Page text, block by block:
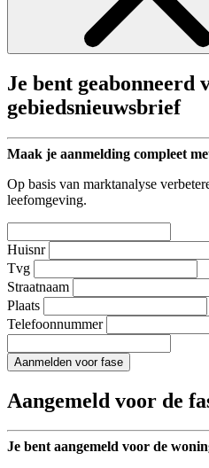
Je bent geabonneerd
gebiedsnieuwsbrief
Maak je aanmelding compleet
Op basis van marktanalyse
leefomgeving.
Huisnr
Tvg
Straatnaam
Plaats
Telefoonnummer
Aanmelden voor fase
Aangemeld voor de
Je bent aangemeld voor de